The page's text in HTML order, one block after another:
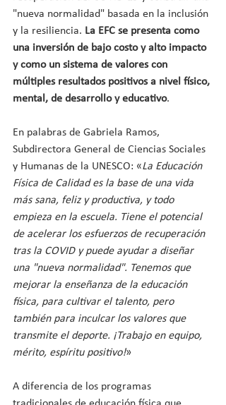
"nueva normalidad" basada en la inclusión
y la resiliencia. La EFC se presenta como
una inversión de bajo costo y alto impacto
y como un sistema de valores con
múltiples resultados positivos a nivel físico,
mental, de desarrollo y educativo.
En palabras de Gabriela Ramos,
Subdirectora General de Ciencias Sociales
y Humanas de la UNESCO: «La Educación
Física de Calidad es la base de una vida
más sana, feliz y productiva, y todo
empieza en la escuela. Tiene el potencial
de acelerar los esfuerzos de recuperación
tras la COVID y puede ayudar a diseñar
una "nueva normalidad". Tenemos que
mejorar la enseñanza de la educación
física, para cultivar el talento, pero
también para inculcar los valores que
transmite el deporte. ¡Trabajo en equipo,
mérito, espíritu positivo!»
A diferencia de los programas